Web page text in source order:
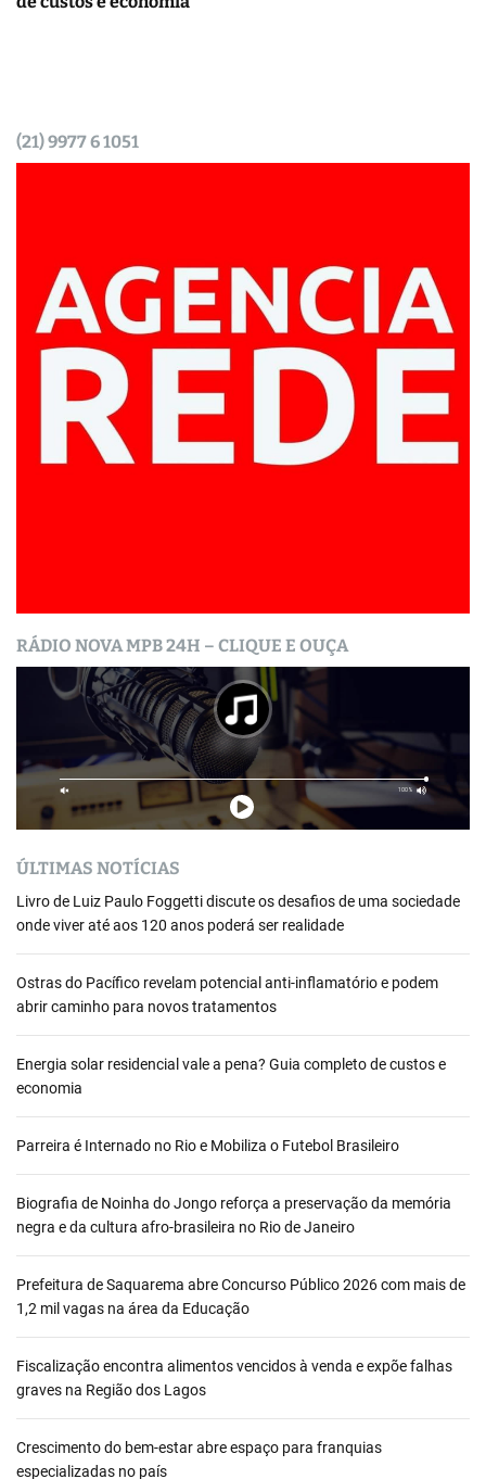
(21) 9977 6 1051
RÁDIO NOVA MPB 24H – CLIQUE E OUÇA
ÚLTIMAS NOTÍCIAS
Livro de Luiz Paulo Foggetti discute os desafios de uma sociedade
onde viver até aos 120 anos poderá ser realidade
Ostras do Pacífico revelam potencial anti-inflamatório e podem
abrir caminho para novos tratamentos
Energia solar residencial vale a pena? Guia completo de custos e
economia
Parreira é Internado no Rio e Mobiliza o Futebol Brasileiro
Biografia de Noinha do Jongo reforça a preservação da memória
negra e da cultura afro-brasileira no Rio de Janeiro
Prefeitura de Saquarema abre Concurso Público 2026 com mais de
1,2 mil vagas na área da Educação
Fiscalização encontra alimentos vencidos à venda e expõe falhas
graves na Região dos Lagos
Crescimento do bem-estar abre espaço para franquias
especializadas no país